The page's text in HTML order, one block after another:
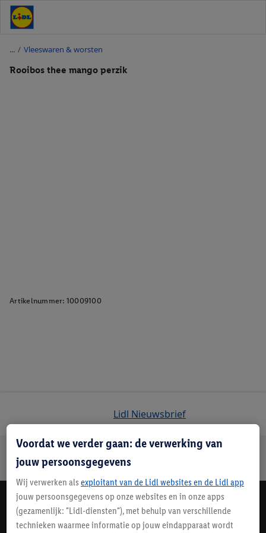
/ Vleeswaren & worsten
Rooibos thee mango perzik
Artikelnummer: 10009100
Lidl Nieuwsbrief
Jouw voordelen bij ons als Lidl webshop klant
Gratis retourneren Veilig winkelen
Lidl Nieuwsbrief
Schrijf je in
Voordat we verder gaan: de verwerking van
jouw persoonsgegevens
Wij verwerken als exploitant van de Lidl websites en de Lidl app
jouw persoonsgegevens op onze websites en in onze apps
(gezamenlijk: "Lidl-diensten"), met behulp van verschillende
technieken waarmee informatie op jouw eindapparaat wordt